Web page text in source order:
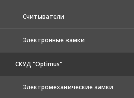
Считыватели
Электронные замки
СКУД "Optimus"
Электромеханические замки